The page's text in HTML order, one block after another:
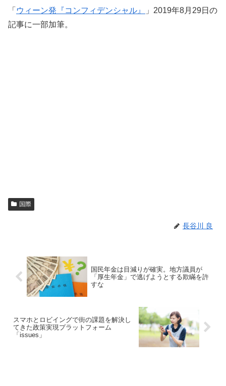
「 ウィーン発『コンフィデンシャル』
」2019年8月29日の
記事に一部加筆。
国際
長谷川 良
国民年金は目減りが確実。地方議員が
「厚生年金」で逃げようとする欺瞞を許
すな
スマホとロビイングで街の課題を解決し
てきた政策実現プラットフォーム
「issues」